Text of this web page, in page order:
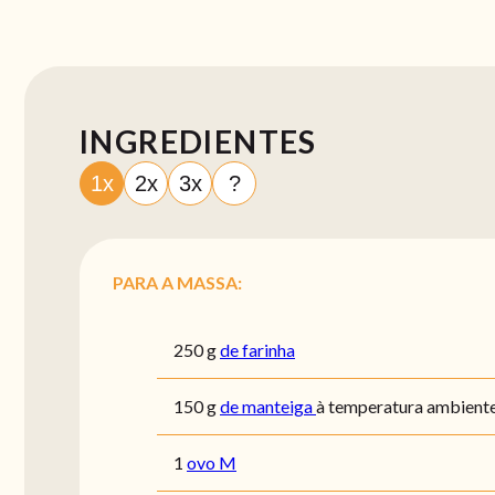
INGREDIENTES
1x 2x 3x ?
PARA A MASSA:
250gde farinha
150gde manteigaà temperatura
1 ovo M